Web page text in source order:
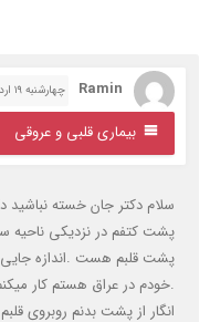
Ramin چهارشنبه ۱۹ اردیبهشت ۳( 2 سال پیش)
بیماری قلبی و عروقی
دکتر جان خسته نباشید دکتر
کتفم در نزدیکی ناحیه ستون
قلبم هست .اندازه جایی که
در عراق هستم کار میکنم
از پشت بدنم روبروی قلبم رو